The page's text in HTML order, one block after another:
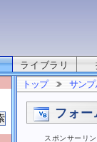
ライブラリ
トップ サンプ
フォー
スポンサーリン